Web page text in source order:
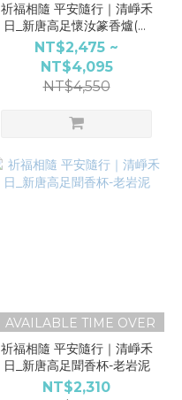
祈福相隨 平安隨行｜清崢禾
日_新唐高足懷汝篆香爐(彩
盒裝)
NT$2,475 ~
NT$4,095
NT$4,550
AVAILABLE TIME OVER
祈福相隨 平安隨行｜清崢禾
日_新唐高足聞香杯-老岩泥
NT$2,310